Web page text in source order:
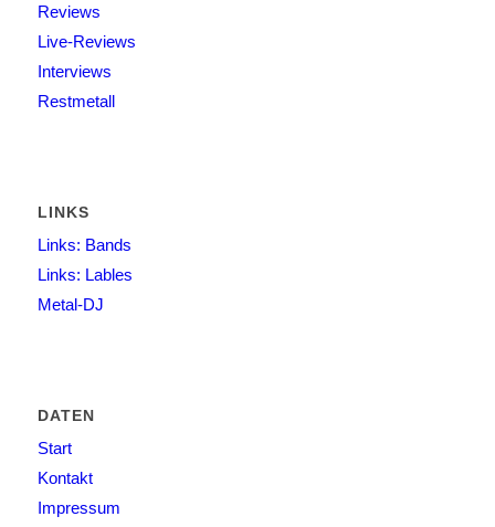
Reviews
Live-Reviews
Interviews
Restmetall
LINKS
Links: Bands
Links: Lables
Metal-DJ
DATEN
Start
Kontakt
Impressum